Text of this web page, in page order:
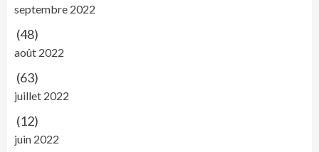
septembre 2022
(48)
août 2022
(63)
juillet 2022
(12)
juin 2022